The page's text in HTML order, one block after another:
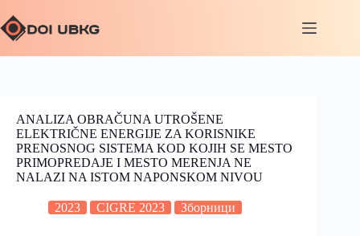
ANALIZA OBRAČUNA UTROŠENE
ELEKTRIČNE ENERGIJE ZA KORISNIKE
PRENOSNOG SISTEMA KOD KOJIH SE MESTO
PRIMOPREDAJE I MESTO MERENJA NE
NALAZI NA ISTOM NAPONSKOM NIVOU
2023 CIGRE 2023 Зборници